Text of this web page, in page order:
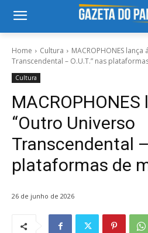
Home Cultura
MACROPHONES
Transcendental – O.U.T.” nas
Cultura
“Outro Universo
Transcendental –
plataformas de
26 de junho de 2026